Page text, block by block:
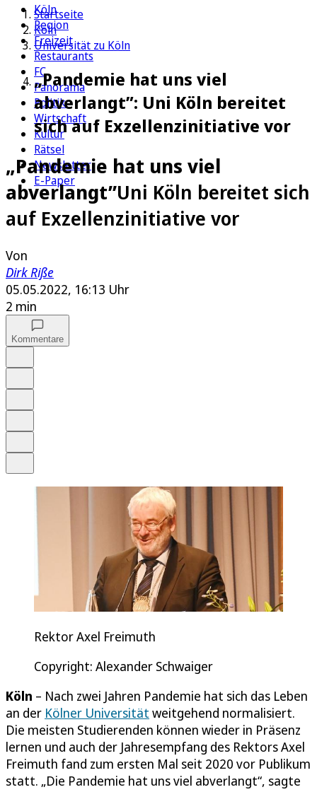
Köln
Region
Freizeit
Restaurants
FC
Panorama
Politik
Wirtschaft
Kultur
Rätsel
Newsletter
E-Paper
Startseite
Köln
Universität zu Köln
„Pandemie hat uns viel
abverlangt”: Uni Köln bereitet
sich auf Exzellenzinitiative vor
„Pandemie hat uns viel
abverlangt”Uni Köln bereitet sich
auf Exzellenzinitiative vor
Von
Dirk Riße
05.05.2022, 16:13 Uhr
2 min
Kommentare
Rektor Axel Freimuth
Copyright: Alexander Schwaiger
Köln – Nach zwei Jahren Pandemie hat sich das Leben
an der Kölner Universität weitgehend normalisiert.
Die meisten Studierenden können wieder in Präsenz
lernen und auch der Jahresempfang des Rektors Axel
Freimuth fand zum ersten Mal seit 2020 vor Publikum
statt. „Die Pandemie hat uns viel abverlangt“, sagte